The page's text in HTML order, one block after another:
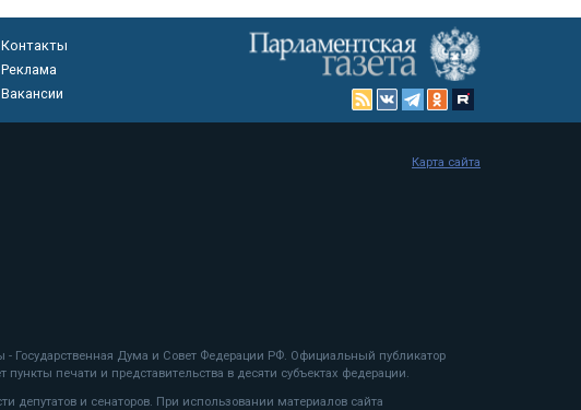
Контакты
Реклама
Вакансии
- Государственная Дума и Совет Федерации РФ. Официальный публикатор
печати и представительства в десяти субъектах федерации.
депутатов и сенаторов. При использовании материалов сайта
Карта сайта